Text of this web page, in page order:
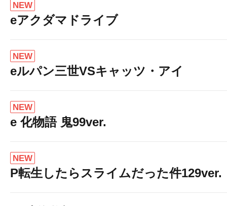
NEW
eアクダマドライブ
NEW
eルパン三世VSキャッツ・アイ
NEW
e 化物語 鬼99ver.
NEW
P転生したらスライムだった件129ver.